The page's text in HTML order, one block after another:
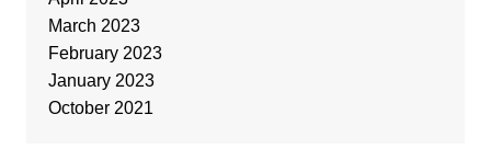
March 2023
February 2023
January 2023
October 2021